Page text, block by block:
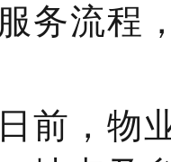
务流程
前，物